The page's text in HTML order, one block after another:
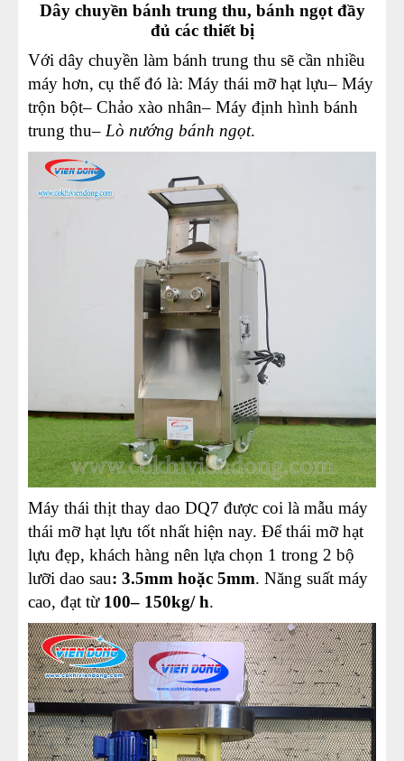
Dây chuyền bánh trung thu, bánh ngọt đầy
đủ các thiết bị
Với dây chuyền làm bánh trung thu sẽ cần nhiều
máy hơn, cụ thể đó là: Máy thái mỡ hạt lựu– Máy
trộn bột– Chảo xào nhân– Máy định hình bánh
trung thu– Lò nướng bánh ngọt.
Máy thái thịt thay dao DQ7 được coi là mẫu máy
thái mỡ hạt lựu tốt nhất hiện nay. Để thái mỡ hạt
lựu đẹp, khách hàng nên lựa chọn 1 trong 2 bộ
lưỡi dao sau: 3.5mm hoặc 5mm. Năng suất máy
cao, đạt từ 100– 150kg/ h.